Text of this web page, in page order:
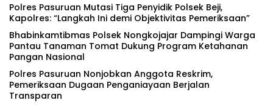
‎Polres Pasuruan Mutasi Tiga Penyidik Polsek Beji,
Kapolres: “Langkah Ini demi Objektivitas Pemeriksaan”
Bhabinkamtibmas Polsek Nongkojajar Dampingi Warga
Pantau Tanaman Tomat Dukung Program Ketahanan
Pangan Nasional
‎Polres Pasuruan Nonjobkan Anggota Reskrim,
Pemeriksaan Dugaan Penganiayaan Berjalan
Transparan